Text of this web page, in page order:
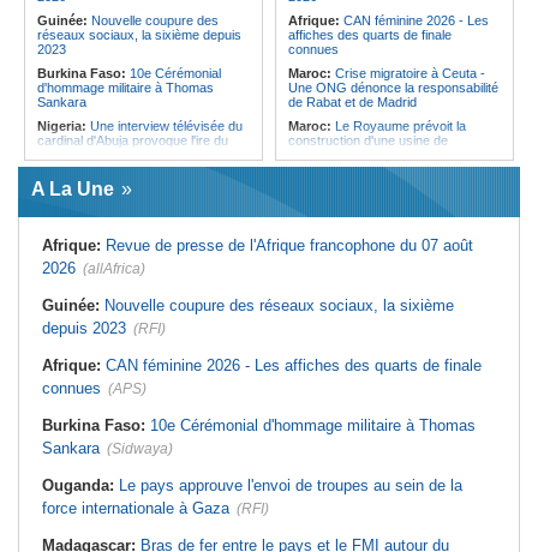
Guinée: Nouvelle coupure des
réseaux sociaux, la sixième depuis
2023
Burkina Faso: 10e Cérémonial
d'hommage militaire à Thomas
Sankara
Nigeria: Une interview télévisée du
cardinal d'Abuja provoque l'ire du
Afrique de l'Ouest:
22 milliards de FCFA en obligations
l'UEMOA
Cote d'Ivoire:Le retour du tambour
parleur «Djidji Ayôkwé» prend une
dimension politique
Guinée:
Le président dissipe les
doutes concernant son état de
santé dans un message publié sur X
l'assurance pour tous - Le pacte de
- Les retards du calendrier
alimentent les soupçons d'un report
Afrique: CAN féminine 2026 - Les
affiches des quarts de finale
connues
Maroc: Crise migratoire à Ceuta -
Une ONG dénonce la responsabilité
de Rabat et de Madrid
Maroc: Le Royaume prévoit la
construction d'une usine de
déchets à Casablanca
agents de sécurité, selon des
associations
Maroc:Au-délà du communiqué -
de Sebta
Tunisie: Basket - Eliminatoires
A La Une
Afrique: Revue de presse de l'Afrique francophone du 07 août
2026 (allAfrica)
Guinée: Nouvelle coupure des réseaux sociaux, la sixième
depuis 2023 (RFI)
Afrique: CAN féminine 2026 - Les affiches des quarts de finale
connues (APS)
Burkina Faso: 10e Cérémonial d'hommage militaire à Thomas
Sankara (Sidwaya)
Ouganda: Le pays approuve l'envoi de troupes au sein de la
force internationale à Gaza (RFI)
Madagascar: Bras de fer entre le pays et le FMI autour du